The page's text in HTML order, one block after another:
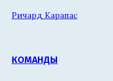
Ричард Карапас
КОМАНДЫ